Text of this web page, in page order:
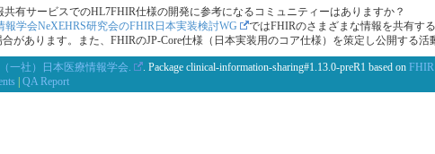
共有サービスでのHL7FHIR仕様の開発に参考になるコミュニティーはありますか？
報学会NeXEHRS研究会のFHIR日本実装検討WG
ではFHIRのさまざまな情報を共有す
があります。また、FHIRのJP-Core仕様（日本実装用のコア仕様）を策定し公開する活
一社）日本医療情報学会. . Package clinical-information-sharing#1.13.0-preR1 based on FHIR
QA Report